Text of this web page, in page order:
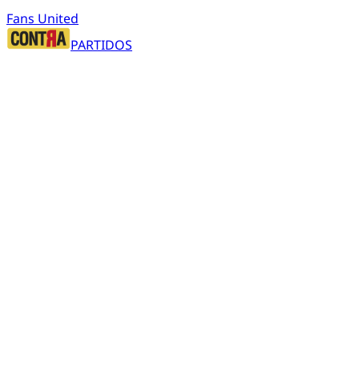
Fans United
PARTIDOS